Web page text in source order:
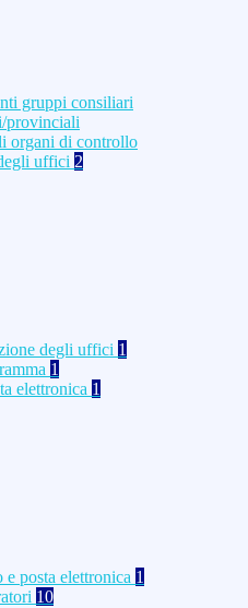
gruppi consiliari
provinciali
organi di controllo
uffici 2
degli uffici 1
1
elettronica 1
e posta elettronica 1
10